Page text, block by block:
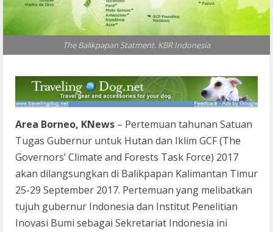
The Balikpapan Statment. KBR Indonesia
Area Borneo, KNews – Pertemuan tahunan Satuan
Tugas Gubernur untuk Hutan dan Iklim GCF (The
Governors’ Climate and Forests Task Force) 2017
akan dilangsungkan di Balikpapan Kalimantan Timur
25-29 September 2017. Pertemuan yang melibatkan
tujuh gubernur Indonesia dan Institut Penelitian
Inovasi Bumi sebagai Sekretariat Indonesia ini